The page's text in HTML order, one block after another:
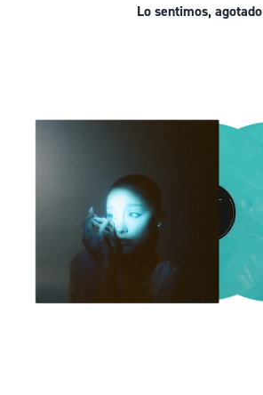
Lo sentimos, agotado